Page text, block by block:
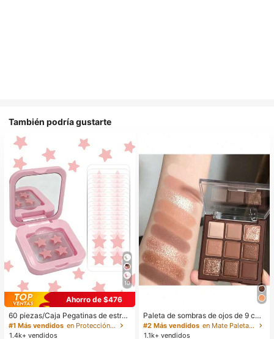
También podría gustarte
10
Ahorro de $476
60 piezas/Caja Pegatinas de estrell
a lindas - Pegatinas faciales, sin al
cohol, sin fragancia, suaves en la pi
#1 Más vendidos
en Protección de la piel
1.4k+ vendidos
Paleta de sombras de ojos de 9 col
ores de tonos tierra neutros de cho
colate con leche, maquillaje ligero,
#2 Más vendidos
en Mate Paletas de sombras de ojos
1.1k+ vendidos